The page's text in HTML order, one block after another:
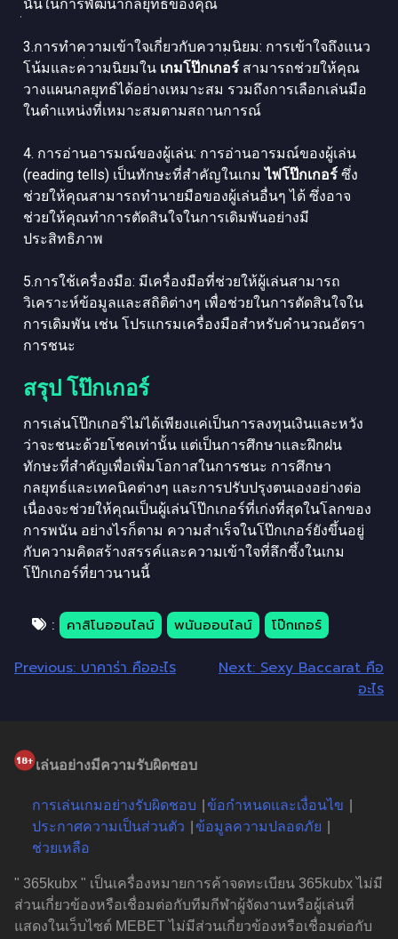
นั้นในการพัฒนากลยุทธ์ของคุณ
3.การทำความเข้าใจเกี่ยวกับความนิยม: การเข้าใจถึงแนว
โน้มและความนิยมใน เกมโป๊กเกอร์ สามารถช่วยให้คุณ
วางแผนกลยุทธ์ได้อย่างเหมาะสม รวมถึงการเลือกเล่นมือ
ในตำแหน่งที่เหมาะสมตามสถานการณ์
4. การอ่านอารมณ์ของผู้เล่น: การอ่านอารมณ์ของผู้เล่น
(reading tells) เป็นทักษะที่สำคัญในเกมไพ่โป๊กเกอร์ ซึ่ง
ช่วยให้คุณสามารถทำนายมือของผู้เล่นอื่นๆ ได้ ซึ่งอาจ
ช่วยให้คุณทำการตัดสินใจในการเดิมพันอย่างมี
ประสิทธิภาพ
5.การใช้เครื่องมือ: มีเครื่องมือที่ช่วยให้ผู้เล่นสามารถ
วิเคราะห์ข้อมูลและสถิติต่างๆ เพื่อช่วยในการตัดสินใจใน
การเดิมพัน เช่น โปรแกรมเครื่องมือสำหรับคำนวณอัตรา
การชนะ
สรุป โป๊กเกอร์
การเล่นโป๊กเกอร์ไม่ได้เพียงแค่เป็นการลงทุนเงินและหวัง
ว่าจะชนะด้วยโชคเท่านั้น แต่เป็นการศึกษาและฝึกฝน
ทักษะที่สำคัญเพื่อเพิ่มโอกาสในการชนะ การศึกษา
กลยุทธ์และเทคนิคต่างๆ และการปรับปรุงตนเองอย่างต่อ
เนื่องจะช่วยให้คุณเป็นผู้เล่นโป๊กเกอร์ที่เก่งที่สุดในโลกของ
การพนัน อย่างไรก็ตาม ความสำเร็จในโป๊กเกอร์ยังขึ้นอยู่
กับความคิดสร้างสรรค์และความเข้าใจที่ลึกซึ้งในเกม
โป๊กเกอร์ที่ยาวนานนี้
: คาสิโนออนไลน์ พนันออนไลน์ โป๊กเกอร์
Previous: บาคาร่า คืออะไร Next: Sexy Baccarat คือ
อะไร
เล่นอย่างมีความรับผิดชอบ
การเล่นเกมอย่างรับผิดชอบ
ข้อกำหนดและเงื่อนไข
ประกาศความเป็นส่วนตัว
ข้อมูลความปลอดภัย
ช่วยเหลือ
" 365kubx " เป็นเครื่องหมายการค้าจดทะเบียน 365kubx ไม่มี
ส่วนเกี่ยวข้องหรือเชื่อมต่อกับทีมกีฬาผู้จัดงานหรือผู้เล่นที่
แสดงในเว็บไซต์ MEBET ไม่มีส่วนเกี่ยวข้องหรือเชื่อมต่อกับ